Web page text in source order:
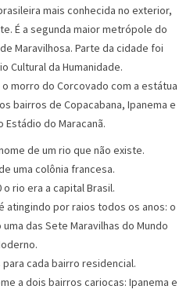
mais conhecida no exterior,
É a segunda maior metrópole do
Maravilhosa. Parte da cidade foi
Cultural da Humanidade.
morro do Corcovado com a estátua
bairros de Copacabana, Ipanema e
Estádio do Maracanã.
de um rio que não existe.
uma colônia francesa.
rio era a capital Brasil.
atingindo por raios todos os anos: o
das Sete Maravilhas do Mundo
cada bairro residencial.
a dois bairros cariocas: Ipanema e